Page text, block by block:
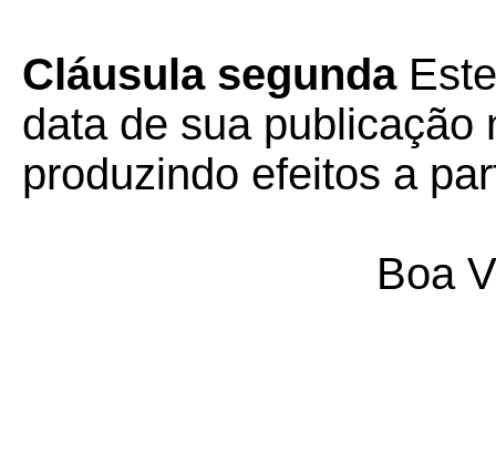
Cláusula segunda
data de sua publicação
produzindo efeitos a
Boa